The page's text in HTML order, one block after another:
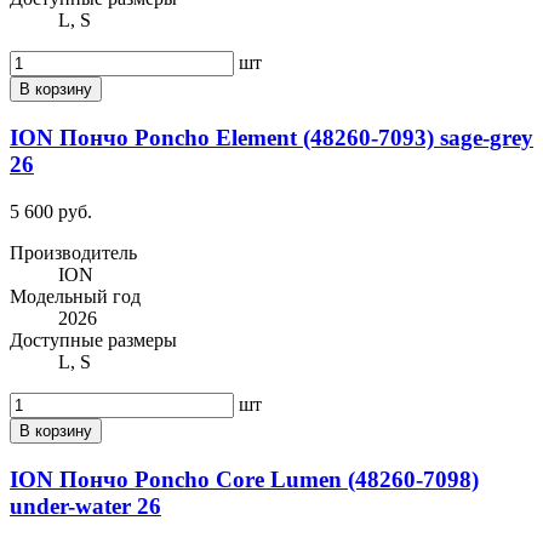
L, S
шт
В корзину
ION Пончо Poncho Element (48260-7093) sage-grey
26
5 600 руб.
Производитель
ION
Модельный год
2026
Доступные размеры
L, S
шт
В корзину
ION Пончо Poncho Core Lumen (48260-7098)
under-water 26